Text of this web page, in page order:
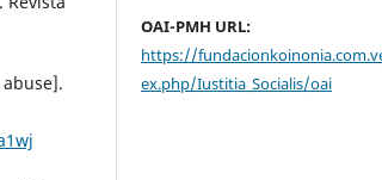
OAI-PMH URL:
https://
ex.php/Iustitia_Socialis/oai